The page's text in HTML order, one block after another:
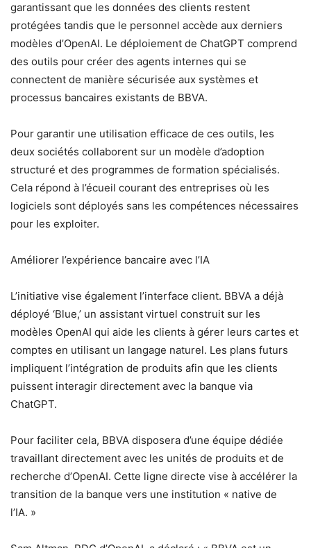
garantissant que les données des clients restent
protégées tandis que le personnel accède aux derniers
modèles d’OpenAI. Le déploiement de ChatGPT comprend
des outils pour créer des agents internes qui se
connectent de manière sécurisée aux systèmes et
processus bancaires existants de BBVA.
Pour garantir une utilisation efficace de ces outils, les
deux sociétés collaborent sur un modèle d’adoption
structuré et des programmes de formation spécialisés.
Cela répond à l’écueil courant des entreprises où les
logiciels sont déployés sans les compétences nécessaires
pour les exploiter.
Améliorer l’expérience bancaire avec l’IA
L’initiative vise également l’interface client. BBVA a déjà
déployé ‘Blue,’ un assistant virtuel construit sur les
modèles OpenAI qui aide les clients à gérer leurs cartes et
comptes en utilisant un langage naturel. Les plans futurs
impliquent l’intégration de produits afin que les clients
puissent interagir directement avec la banque via
ChatGPT.
Pour faciliter cela, BBVA disposera d’une équipe dédiée
travaillant directement avec les unités de produits et de
recherche d’OpenAI. Cette ligne directe vise à accélérer la
transition de la banque vers une institution « native de
l’IA. »